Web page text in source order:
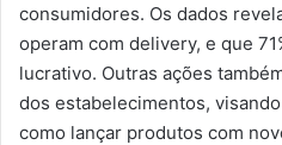
consumidores. Os dados
operam com delivery, e que
lucrativo. Outras ações
dos estabelecimentos,
como lançar produtos com